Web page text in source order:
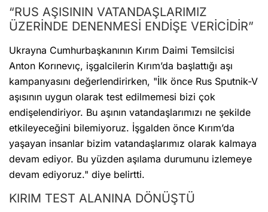
“RUS AŞISININ VATANDAŞLARIMIZ
ÜZERİNDE DENENMESİ ENDİŞE VERİCİDİR”
Ukrayna Cumhurbaşkanının Kırım Daimi Temsilcisi
Anton Korınevıç, işgalcilerin Kırım’da başlattığı aşı
kampanyasını değerlendirirken, "İlk önce Rus Sputnik-V
aşısının uygun olarak test edilmemesi bizi çok
endişelendiriyor. Bu aşının vatandaşlarımızı ne şekilde
etkileyeceğini bilemiyoruz. İşgalden önce Kırım’da
yaşayan insanlar bizim vatandaşlarımız olarak kalmaya
devam ediyor. Bu yüzden aşılama durumunu izlemeye
devam ediyoruz." diye belirtti.
KIRIM TEST ALANINA DÖNÜŞTÜ